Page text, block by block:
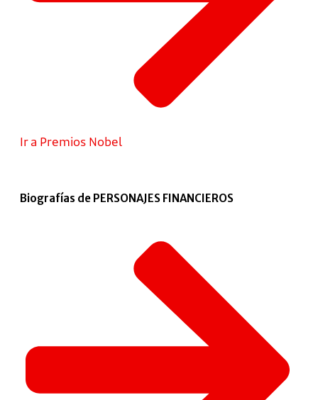
Ir a Premios Nobel
Biografías de PERSONAJES FINANCIEROS